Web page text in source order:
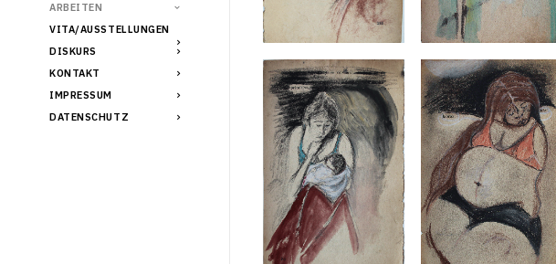
ARBEITEN
VITA/AUSSTELLUNGEN
DISKURS
KONTAKT
IMPRESSUM
DATENSCHUTZ